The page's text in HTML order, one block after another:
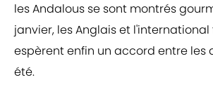
les Andalous se sont montrés
janvier, les Anglais et
espèrent enfin un accord entre les
été.